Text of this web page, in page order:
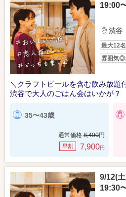
19:00
渋谷
最大12名
雰囲気◎
＼クラフトビールを含む飲み放題
渋谷で大人のごはん会はいかが？
35〜43歳
通常価格 8,400円
早割 7,900円
9/12(
19:30